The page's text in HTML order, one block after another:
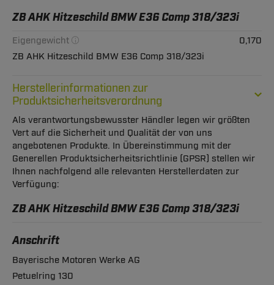
ZB AHK Hitzeschild BMW E36 Comp 318/323i
Eigengewicht
0,170
ZB AHK Hitzeschild BMW E36 Comp 318/323i
Herstellerinformationen zur
Produktsicherheitsverordnung
Als verantwortungsbewusster Händler legen wir größten
Vert auf die Sicherheit und Qualität der von uns
angebotenen Produkte. In Übereinstimmung mit der
Generellen Produktsicherheitsrichtlinie (GPSR) stellen wir
Ihnen nachfolgend alle relevanten Herstellerdaten zur
Verfügung:
ZB AHK Hitzeschild BMW E36 Comp 318/323i
Anschrift
Bayerische Motoren Werke AG
Petuelring 130